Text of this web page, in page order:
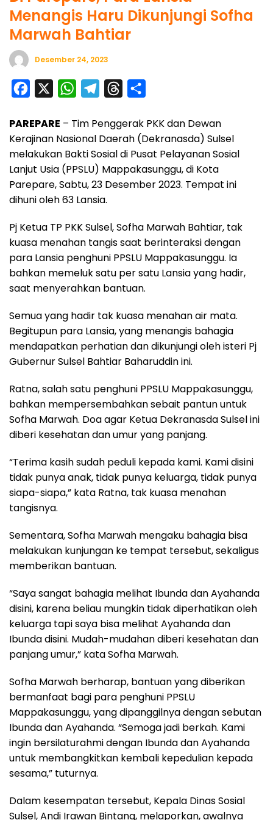
Menangis Haru Dikunjungi Sofha
Marwah Bahtiar
Desember 24, 2023
c
e
b
o
o
W
a
t
s
A
p
l
e
g
r
a
r
e
a
d
a
r
e
PAREPARE – Tim Penggerak PKK dan Dewan
Kerajinan Nasional Daerah (Dekranasda) Sulsel
melakukan Bakti Sosial di Pusat Pelayanan Sosial
Lanjut Usia (PPSLU) Mappakasunggu, di Kota
Parepare, Sabtu, 23 Desember 2023. Tempat ini
dihuni oleh 63 Lansia.
Pj Ketua TP PKK Sulsel, Sofha Marwah Bahtiar, tak
kuasa menahan tangis saat berinteraksi dengan
para Lansia penghuni PPSLU Mappakasunggu. Ia
bahkan memeluk satu per satu Lansia yang hadir,
saat menyerahkan bantuan.
Semua yang hadir tak kuasa menahan air mata.
Begitupun para Lansia, yang menangis bahagia
mendapatkan perhatian dan dikunjungi oleh isteri Pj
Gubernur Sulsel Bahtiar Baharuddin ini.
Ratna, salah satu penghuni PPSLU Mappakasunggu,
bahkan mempersembahkan sebait pantun untuk
Sofha Marwah. Doa agar Ketua Dekranasda Sulsel ini
diberi kesehatan dan umur yang panjang.
“Terima kasih sudah peduli kepada kami. Kami disini
tidak punya anak, tidak punya keluarga, tidak punya
siapa-siapa,” kata Ratna, tak kuasa menahan
tangisnya.
Sementara, Sofha Marwah mengaku bahagia bisa
melakukan kunjungan ke tempat tersebut, sekaligus
memberikan bantuan.
“Saya sangat bahagia melihat Ibunda dan Ayahanda
disini, karena beliau mungkin tidak diperhatikan oleh
keluarga tapi saya bisa melihat Ayahanda dan
Ibunda disini. Mudah-mudahan diberi kesehatan dan
panjang umur,” kata Sofha Marwah.
Sofha Marwah berharap, bantuan yang diberikan
bermanfaat bagi para penghuni PPSLU
Mappakasunggu, yang dipanggilnya dengan sebutan
Ibunda dan Ayahanda. “Semoga jadi berkah. Kami
ingin bersilaturahmi dengan Ibunda dan Ayahanda
untuk membangkitkan kembali kepedulian kepada
sesama,” tuturnya.
Dalam kesempatan tersebut, Kepala Dinas Sosial
Sulsel, Andi Irawan Bintang, melaporkan, awalnya